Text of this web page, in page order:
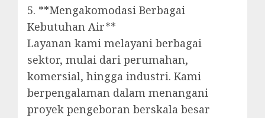
5. **Mengakomodasi Berbagai
Kebutuhan Air**
Layanan kami melayani berbagai
sektor, mulai dari perumahan,
komersial, hingga industri. Kami
berpengalaman dalam menangani
proyek pengeboran berskala besar